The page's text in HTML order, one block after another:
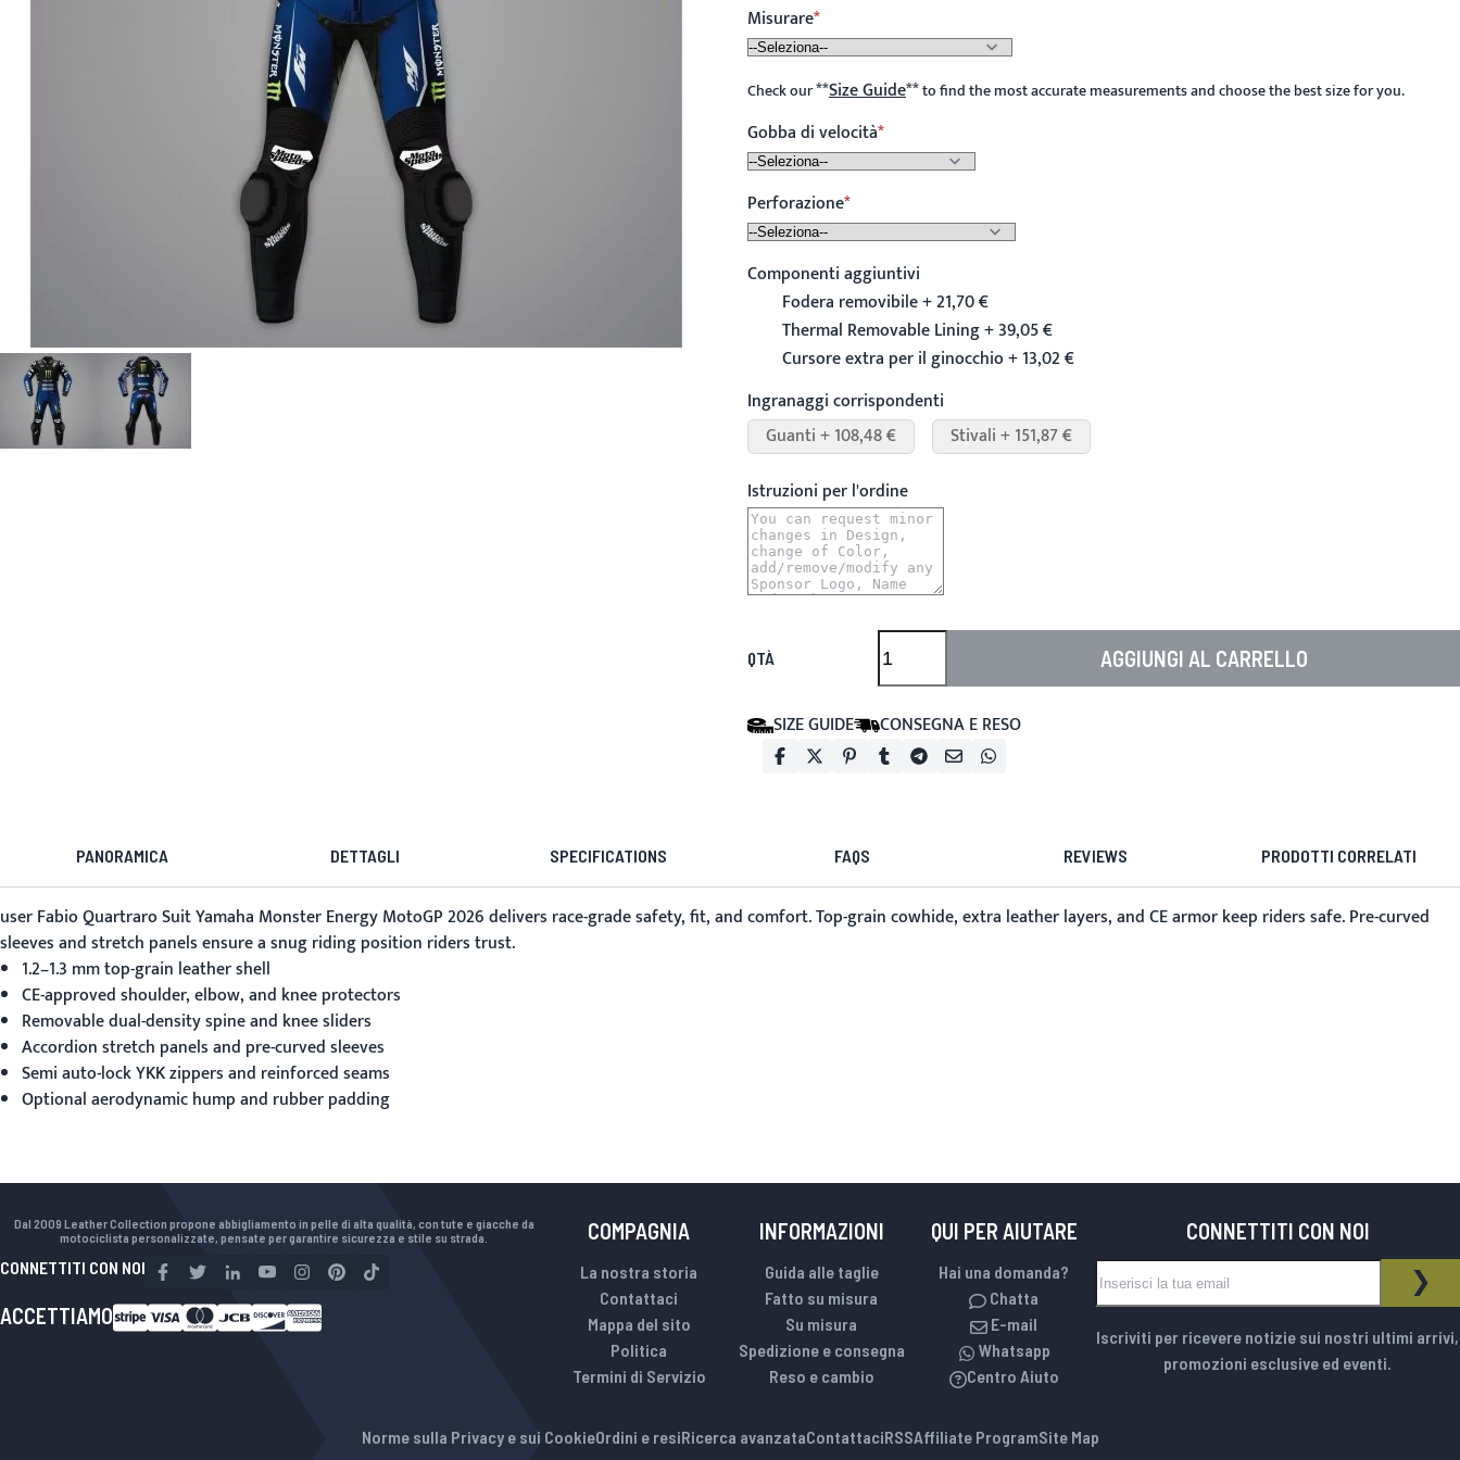
Misurare
Check our**Size Guide**to find the most accurate measurements and choose the best size for you.
Gobba di velocità
Perforazione
Componenti aggiuntivi
Fodera removibile + 21,70 €
Thermal Removable Lining + 39,05 €
Cursore extra per il ginocchio + 13,02 €
Ingranaggi corrispondenti
Guanti + 108,48 €
Stivali + 151,87 €
Istruzioni per l'ordine
QTÀ AGGIUNGI AL CARRELLO
SIZE GUIDE CONSEGNA E RESO
PANORAMICA DETTAGLI SPECIFICATIONS FAQS REVIEWS PRODOTTI CORRELATI
userFabio Quartraro Suit Yamaha Monster Energy MotoGP 2026delivers race-grade safety, fit, and comfort. Top-grain cowhide, extra leather layers, and CE armor keep riders safe. Pre-curved
sleeves and stretch panels ensure a snug riding position riders trust.
1.2–1.3 mm top-grain leather shell
CE-approved shoulder, elbow, and knee protectors
Removable dual-density spine and knee sliders
Accordion stretch panels and pre-curved sleeves
Semi auto-lock YKK zippers and reinforced seams
Optional aerodynamic hump and rubber padding
Dal 2009 Leather Collection propone abbigliamento in pelle di alta qualità, con tute e giacche da
motociclista personalizzate, pensate per garantire sicurezza e stile su strada.
CONNETTITI CON NOI
ACCETTIAMO
COMPAGNIA
La nostra storia
Contattaci
Mappa del sito
Politica
Termini di Servizio
INFORMAZIONI
Guida alle taglie
Fatto su misura
Su misura
Spedizione e consegna
Reso e cambio
QUI PER AIUTARE
Hai una domanda?
Chatta
E-mail
Whatsapp
Centro Aiuto
CONNETTITI CON NOI
NEWSLETTER
Iscriviti per ricevere notizie sui nostri ultimi arrivi,
promozioni esclusive ed eventi.
Norme sulla Privacy e sui CookieOrdini e resiRicerca avanzataContattaciRSSAffiliate ProgramSite Map